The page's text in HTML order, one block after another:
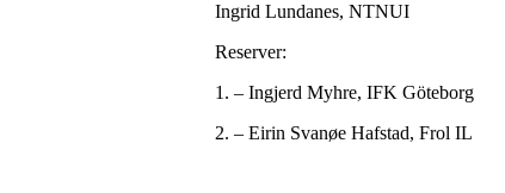
Ingrid Lundanes, NTNUI
Reserver:
1. – Ingjerd Myhre, IFK Göteborg
2. – Eirin Svanøe Hafstad, Frol IL